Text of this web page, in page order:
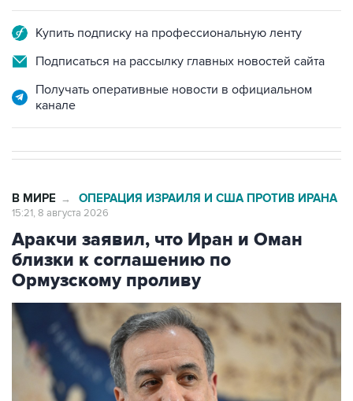
Купить подписку на профессиональную ленту
Подписаться на рассылку главных новостей сайта
Получать оперативные новости в официальном
канале
В МИРЕ → ОПЕРАЦИЯ ИЗРАИЛЯ И США ПРОТИВ ИРАНА
15:21, 8 августа 2026
Аракчи заявил, что Иран и Оман
близки к соглашению по
Ормузскому проливу